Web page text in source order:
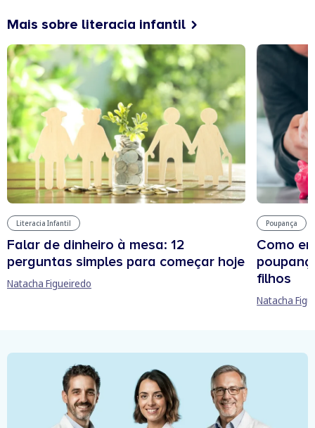
Mais sobre literacia infantil
Literacia Infantil
Falar de dinheiro à mesa: 12
perguntas simples para começar hoje
Natacha Figueiredo
Poupança
Como
filhos
Natacha